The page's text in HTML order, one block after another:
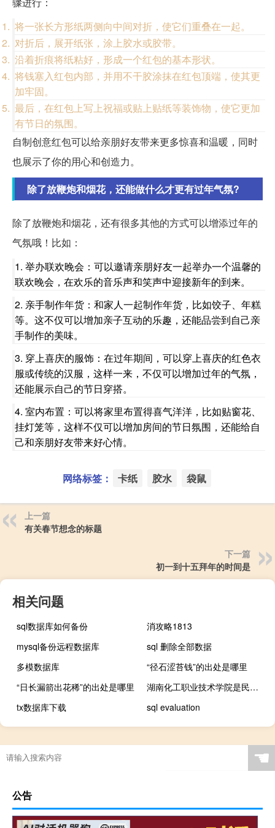
将一张长方形纸两侧向中间对折，使它们重叠在一起。
对折后，展开纸张，涂上胶水或胶带。
沿着折痕将纸粘好，形成一个红包的基本形状。
将钱塞入红包内部，并用不干胶涂抹在红包顶端，使其更
加牢固。
最后，在红包上写上祝福或贴上贴纸等装饰物，使它更加
有节日的氛围。
自制创意红包可以给亲朋好友带来更多惊喜和温暖，同时
也展示了你的用心和创造力。
除了放鞭炮和烟花，还能做什么才更有过年气氛?
除了放鞭炮和烟花，还有很多其他的方式可以增添过年的
气氛哦！比如：
1. 举办联欢晚会：可以邀请亲朋好友一起举办一个温馨的
联欢晚会，在欢乐的音乐声和笑声中迎接新年的到来。
2. 亲手制作年货：和家人一起制作年货，比如饺子、年糕
等。这不仅可以增加亲子互动的乐趣，还能品尝到自己亲
手制作的美味。
3. 穿上喜庆的服饰：在过年期间，可以穿上喜庆的红色衣
服或传统的汉服，这样一来，不仅可以增加过年的气氛，
还能展示自己的节日穿搭。
4. 室内布置：可以将家里布置得喜气洋洋，比如贴窗花、
挂灯笼等，这样不仅可以增加房间的节日氛围，还能给自
己和亲朋好友带来好心情。
网络标签： 卡纸 胶水 袋鼠
上一篇
有关春节想念的标题
下一篇
初一到十五拜年的时间是
相关问题
sql数据库如何备份
消攻略1813
mysql备份远程数据库
sql 删除全部数据
多模数据库
“径石涩苔钱”的出处是哪里
“日长漏箭出花稀”的出处是哪里
湖南化工职业技术学院是民办还是公办
tx数据库下载
sql evaluation
☚
公告